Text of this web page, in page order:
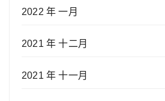
2022 年 一月
2021 年 十二月
2021 年 十一月